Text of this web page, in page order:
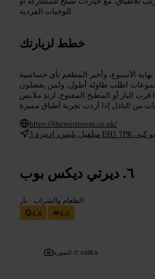
للوجبات الفردية.
خطط لزيارتك
الأسبوع، وأخبر المطعم بأي حساسية
اطلب طاولة أطول، ولمن يفضلون
قرب البار أو المطبخ المفتوح. ارتدِ ملابس
https://thewestroom.co.uk/
3 ميلفيل بليس، إدنبرة EH3 7PR، يو كيه
ديرتي ديكس بوب
الطعام والشراب • بار
٤٫٥
٤٫١
الصورة /CAMRA